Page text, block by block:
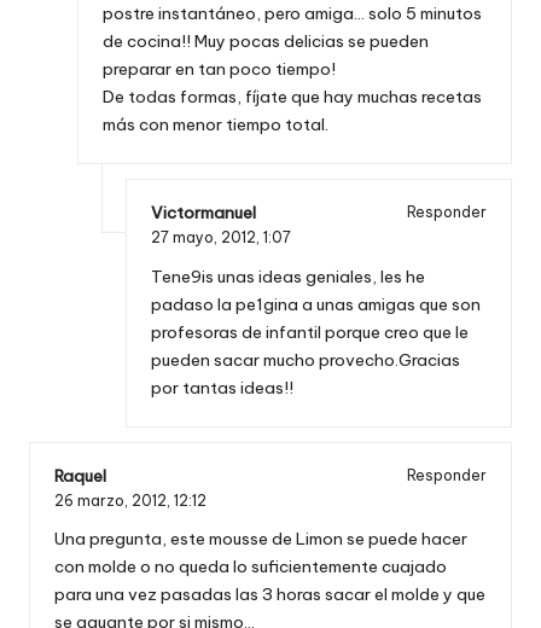
postre instantáneo, pero amiga… solo 5 minutos
de cocina!! Muy pocas delicias se pueden
preparar en tan poco tiempo!
De todas formas, fíjate que hay muchas recetas
más con menor tiempo total.
Victormanuel
Responder
27 mayo, 2012, 1:07
Tene9is unas ideas geniales, les he
padaso la pe1gina a unas amigas que son
profesoras de infantil porque creo que le
pueden sacar mucho provecho.Gracias
por tantas ideas!!
Raquel
Responder
26 marzo, 2012, 12:12
Una pregunta, este mousse de Limon se puede hacer
con molde o no queda lo suficientemente cuajado
para una vez pasadas las 3 horas sacar el molde y que
se aguante por si mismo…